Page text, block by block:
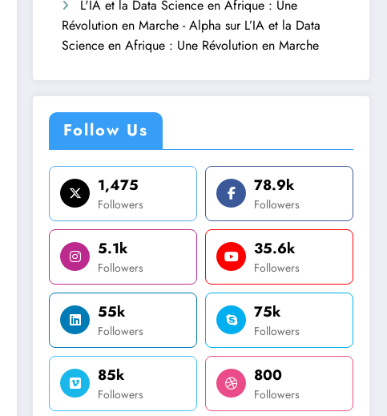
L'IA et la Data Science en Afrique : Une
Révolution en Marche - Alpha sur L’IA et la Data
Science en Afrique : Une Révolution en Marche
Follow Us
1,475
Followers
78.9k
Followers
5.1k
Followers
35.6k
Followers
55k
Followers
75k
Followers
85k
Followers
800
Followers